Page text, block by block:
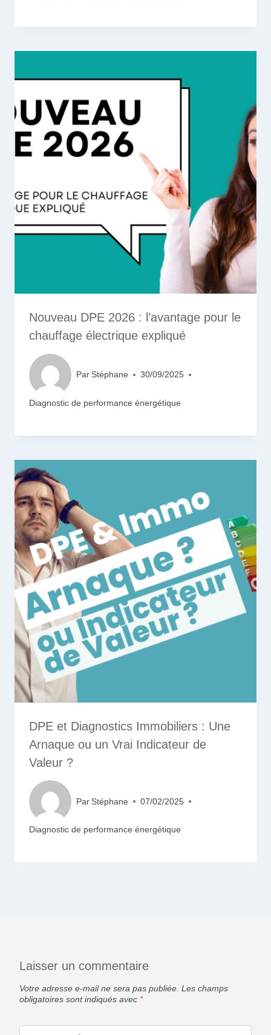
Nouveau DPE 2026 : l’avantage pour le
chauffage électrique expliqué
Par Stéphane 30/09/2025
Diagnostic de performance énergétique
DPE et Diagnostics Immobiliers : Une
Arnaque ou un Vrai Indicateur de
Valeur ?
Par Stéphane 07/02/2025
Diagnostic de performance énergétique
Laisser un commentaire
Votre adresse e-mail ne sera pas publiée. Les champs
obligatoires sont indiqués avec *